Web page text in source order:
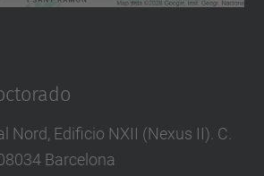
Aceptar
by
Nord, Edificio NXII (Nexus II). C.
Barcelona